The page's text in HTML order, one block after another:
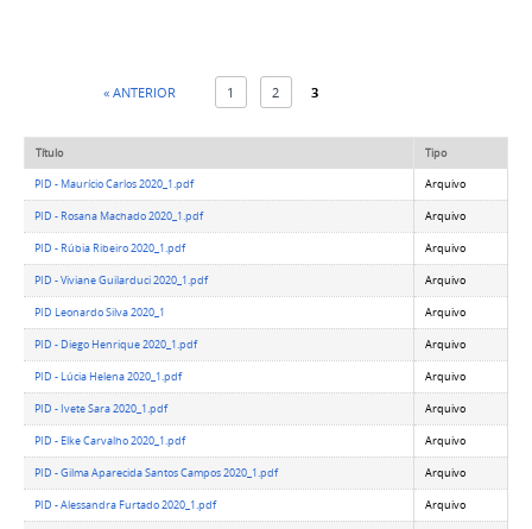
« ANTERIOR 1 2 3
Título Tipo
PID - Maurício Carlos 2020_1.pdf Arquivo
PID - Rosana Machado 2020_1.pdf Arquivo
PID - Rúbia Ribeiro 2020_1.pdf Arquivo
PID - Viviane Guilarduci 2020_1.pdf Arquivo
PID Leonardo Silva 2020_1 Arquivo
PID - Diego Henrique 2020_1.pdf Arquivo
PID - Lúcia Helena 2020_1.pdf Arquivo
PID - Ivete Sara 2020_1.pdf Arquivo
PID - Elke Carvalho 2020_1.pdf Arquivo
PID - Gilma Aparecida Santos Campos 2020_1.pdf Arquivo
PID - Alessandra Furtado 2020_1.pdf Arquivo